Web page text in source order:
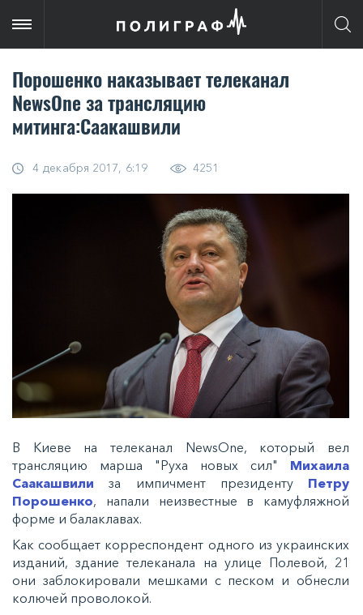
Порошенко наказывает телеканал
NewsOne за трансляцию
митинга:Саакашвили
4 декабря 2017, 6:19 4251
В Киеве на телеканал NewsOne, который вел
трансляцию марша "Руха новых сил" Михаила
Саакашвили за импичмент президенту Петру
Порошенко, напали неизвестные в камуфляжной
форме и балаклавах.
Как сообщает корреспондент одного из украинских
изданий, здание телеканала на улице Полевой, 21
они заблокировали мешками с песком и обнесли
колючей проволокой.